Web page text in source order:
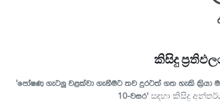
කිසිදු
'පෝෂණ ගැටලු වළක්වා ගැනීමට තව දුරටත් ගත හැකි ක්‍රියා
10-වසර'සඳහා කිසිදු